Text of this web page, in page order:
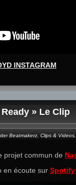
INSTAGRAM
» Le Clip
Beatmakerz Clips & Videos
projet commun de
en écoute sur Spotify